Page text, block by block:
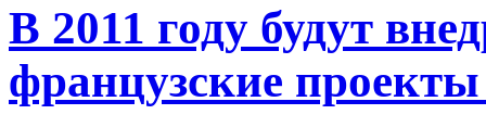
В 2011 году будут
французские